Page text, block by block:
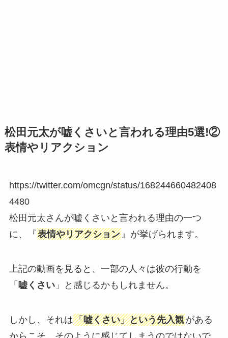
松田元太が嘘くさいと言われる理由5選!②
表情やリアクション
https://twitter.com/omcgn/status/168244660482408
4480
松田元太さんが嘘くさいと言われる理由の一つ
に、『表情やリアクション』が挙げられます。
上記の動画を見ると、一部の人々は彼の行動を
「 嘘くさい」と感じるかもしれません。
しかし、それは「嘘くさい」という先入観がある
からこそ、そのように感じてしまうのではないで